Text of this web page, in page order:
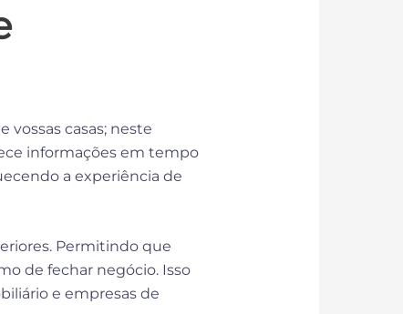
vossas casas; neste
informações em tempo
a experiência de
Permitindo que
de fechar negócio. Isso
e empresas de